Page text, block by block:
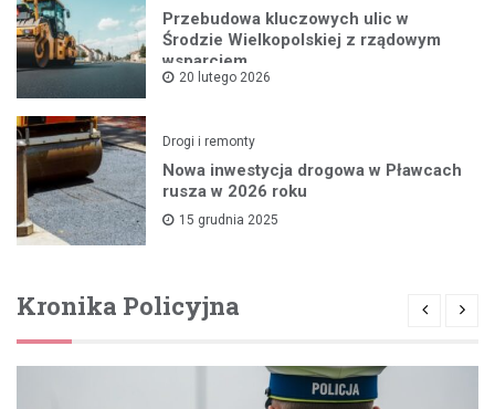
Przebudowa kluczowych ulic w
Środzie Wielkopolskiej z rządowym
wsparciem
20 lutego 2026
Drogi i remonty
Nowa inwestycja drogowa w Pławcach
rusza w 2026 roku
15 grudnia 2025
Kronika Policyjna